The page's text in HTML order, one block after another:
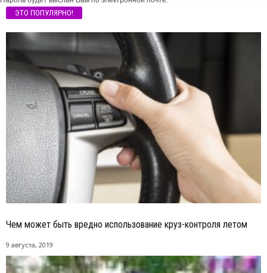
ЭТО ПОПУЛЯРНО!
Чем может быть вредно использование круз-контроля летом
9 августа, 2019